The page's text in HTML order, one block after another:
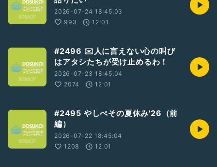
2026-07-24 18:45:03
993
12:01
#2496 ✉️人に言えない心の叫び
はアタシたちが受け止めるわ！
2026-07-23 18:45:04
2074
12:01
#2495 やしぺその夏休み'26（前
編）
2026-07-22 18:45:04
1208
12:01